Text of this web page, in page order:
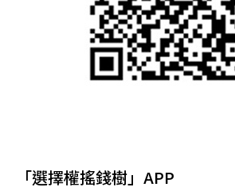
「選擇權搖錢樹」APP